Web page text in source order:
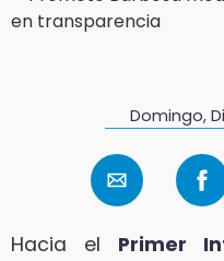
Domingo,
Hacia el Primer